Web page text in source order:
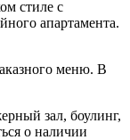
стиле с
апартамента.
меню. В
зал, боулинг,
о наличии